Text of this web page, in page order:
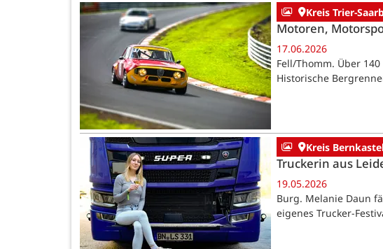
Kreis Trier-
Motoren,
17.06.2026
Fell/Thomm. Über
Historische
Kreis
Truckerin aus
19.05.2026
Burg. Melanie Daun
eigenes Trucker-